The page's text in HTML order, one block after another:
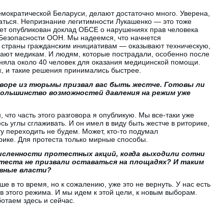
Беларуси, делают достаточно много. Уверена,
Непризнание легитимности Лукашенко — это тоже
опубликован доклад ОБСЕ о нарушениях прав человека
ООН. Мы надеемся, что начнется
гражданским инициативам — оказывают техническую,
медикам. И людям, которые пострадали, особенно после
около 40 человек для оказания медицинской помощи.
такие решения принимались быстрее.
из тюрьмы призвал вас быть жестче. Готовы ли
возможностей давления на режим уже
часть этого разговора я опубликую. Мы все-таки уже
углы сглаживать. И он имел в виду быть жестче в риторике,
переходить не будем. Может, кто-то подумал
Для протеста только мирные способы.
протестных акций, когда выходили сотни
не призвали оставаться на площадях? И таким
власти?
то время, но к сожалению, уже это не вернуть. У нас есть
этого режима. И мы идем к этой цели, к новым выборам.
здесь и сейчас.